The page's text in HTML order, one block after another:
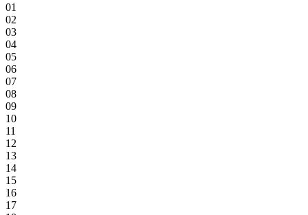
01
02
03
04
05
06
07
08
09
10
11
12
13
14
15
16
17